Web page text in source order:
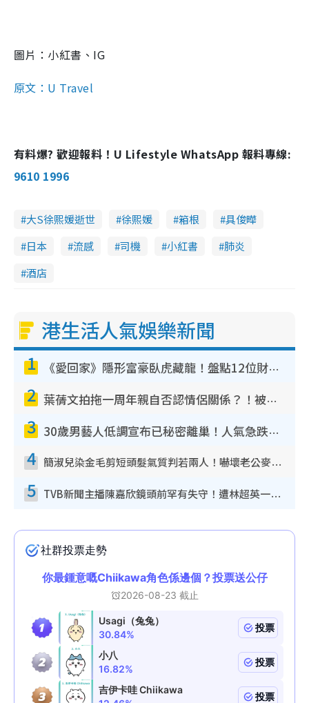
圖片：小紅書、IG
原文：U Travel
有料爆? 歡迎報料！U Lifestyle WhatsApp 報料專線:
9610 1996
大S徐熙媛逝世 徐熙媛 箱根
具俊曄
日本
流感 司機 小紅書
肺炎
酒店
港生活人氣娛樂新聞
1 《愛回家》隱形富豪臥虎藏龍！盤點12位財氣逼人的有錢藝人：呢位靚女3億身家唔憂做
2 葉蒨文拍拖一周年親自否認情侶關係？！被質疑感情造假竟稱GM「普通同事」
3 30歲男藝人低調宣布已秘密離巢！人氣急跌變失蹤人口︰「這幾年過得並不容易」
4 簡淑兒染金毛剪短頭髮氣質判若兩人！嚇壞老公麥大力都認唔出：「你做咩事？」
5 TVB新聞主播陳嘉欣鏡頭前罕有失守！遭林超英一句說話突襲嚇親當場大笑